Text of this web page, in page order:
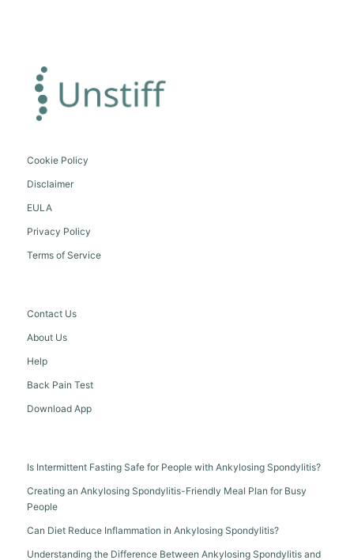
Cookie Policy
Disclaimer
EULA
Privacy Policy
Terms of Service
Contact Us
About Us
Help
Back Pain Test
Download App
Is Intermittent Fasting Safe for People with Ankylosing Spondylitis?
Creating an Ankylosing Spondylitis-Friendly Meal Plan for Busy
People
Can Diet Reduce Inflammation in Ankylosing Spondylitis?
Understanding the Difference Between Ankylosing Spondylitis and